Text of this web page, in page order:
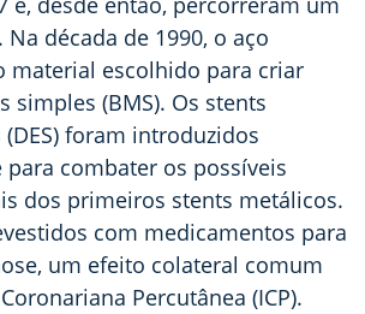
década de 1990, o aço
material escolhido para criar
simples (BMS). Os stents
foram introduzidos
combater os possíveis
dos primeiros stents metálicos.
com medicamentos para
um efeito colateral comum
Percutânea (ICP).